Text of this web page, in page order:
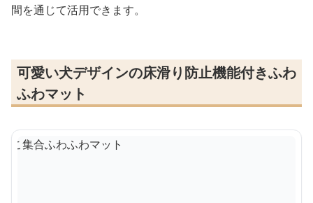
間を通じて活用できます。
可愛い犬デザインの床滑り防止機能付きふわ
ふわマット